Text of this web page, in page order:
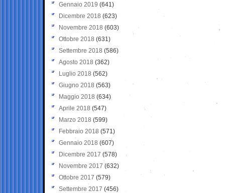
Gennaio 2019 (641)
Dicembre 2018 (623)
Novembre 2018 (603)
Ottobre 2018 (631)
Settembre 2018 (586)
Agosto 2018 (362)
Luglio 2018 (562)
Giugno 2018 (563)
Maggio 2018 (634)
Aprile 2018 (547)
Marzo 2018 (599)
Febbraio 2018 (571)
Gennaio 2018 (607)
Dicembre 2017 (578)
Novembre 2017 (632)
Ottobre 2017 (579)
Settembre 2017 (456)